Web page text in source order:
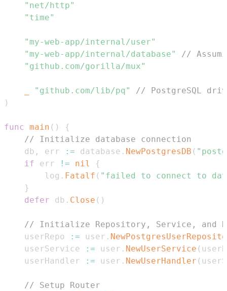
"net/http"
"time"
"my-web-app/internal/user"
"my-web-app/internal/database"
//
"github.com/gorilla/mux"
"github.com/lib/pq"
// PostgreSQL
)
func main ( )
{
// Initialize database connection
	db
, err := database . NewPostgresDB (
if err != nil
{
		log
. Fatalf ( "failed to connect to
}
defer db . Close ( )
// Initialize Repository, Service, and
	userRepo
:= user .
	userService
:= user . NewUserService (
	userHandler
:= user . NewUserHandler (
// Setup Router